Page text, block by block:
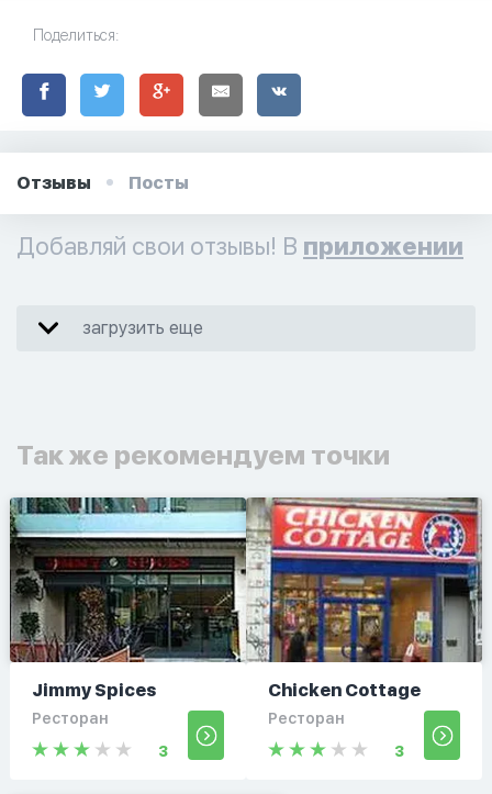
Поделиться:
Отзывы Посты
Добавляй свои отзывы! В приложении
загрузить еще
Так же рекомендуем точки
Jimmy Spices
Ресторан
3
Chicken Cottage
Ресторан
3